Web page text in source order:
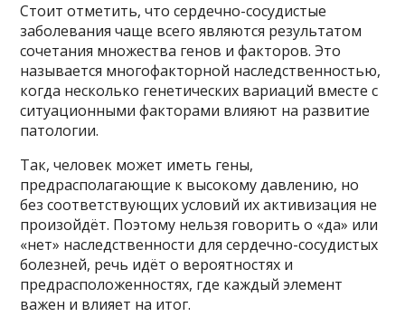
Стоит отметить, что сердечно-сосудистые
заболевания чаще всего являются результатом
сочетания множества генов и факторов. Это
называется многофакторной наследственностью,
когда несколько генетических вариаций вместе с
ситуационными факторами влияют на развитие
патологии.
Так, человек может иметь гены,
предрасполагающие к высокому давлению, но
без соответствующих условий их активизация не
произойдёт. Поэтому нельзя говорить о «да» или
«нет» наследственности для сердечно-сосудистых
болезней, речь идёт о вероятностях и
предрасположенностях, где каждый элемент
важен и влияет на итог.